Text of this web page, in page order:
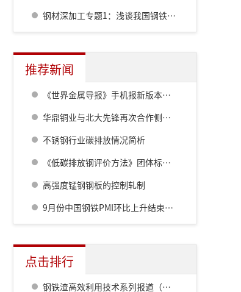
钢材深加工专题1：浅谈我国钢铁工业对深加工的认识历程
推荐新闻
《世界金属导报》手机报新版本发布，免费下载，免费看
华鼎铜业与北大先锋再次合作侧吹炉配套6000立方制氧项目
不锈钢行业碳排放情况简析
《低碳排放钢评价方法》团体标准通过审定
高强度锰钢钢板的控制轧制
9月份中国钢铁PMI环比上升结束连续三个月环比下降态势
点击排行
钢铁渣高效利用技术系列报道（一） 室兰钢铁厂用钢渣骨料配制重混凝土的研究